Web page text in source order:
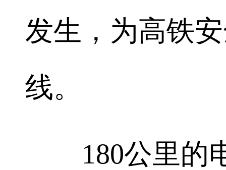
发生，为高铁
线。
180公里的电